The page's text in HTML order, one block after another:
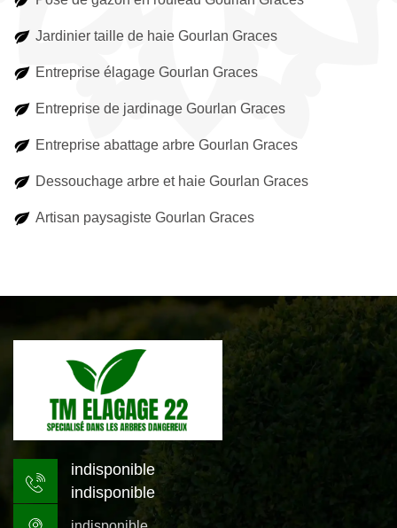
Jardinier taille de haie Gourlan Graces
Entreprise élagage Gourlan Graces
Entreprise de jardinage Gourlan Graces
Entreprise abattage arbre Gourlan Graces
Dessouchage arbre et haie Gourlan Graces
Artisan paysagiste Gourlan Graces
indisponible
indisponible